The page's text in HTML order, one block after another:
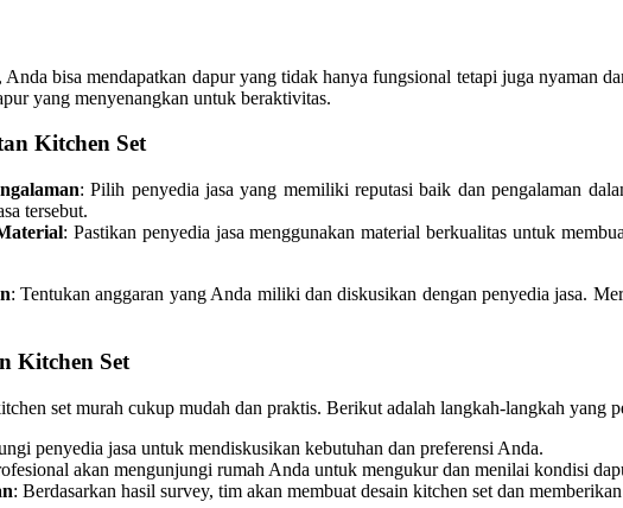
bisa mendapatkan dapur yang tidak hanya fungsional tetapi juga nyaman
yang menyenangkan untuk beraktivitas.
Kitchen Set
: Pilih penyedia jasa yang memiliki reputasi baik dan pengalaman
tersebut.
: Pastikan penyedia jasa menggunakan material berkualitas untuk
: Tentukan anggaran yang Anda miliki dan diskusikan dengan penyedia jasa.
Kitchen Set
set murah cukup mudah dan praktis. Berikut adalah langkah-langkah yang
penyedia jasa untuk mendiskusikan kebutuhan dan preferensi Anda.
akan mengunjungi rumah Anda untuk mengukur dan menilai kondisi
: Berdasarkan hasil survey, tim akan membuat desain kitchen set dan